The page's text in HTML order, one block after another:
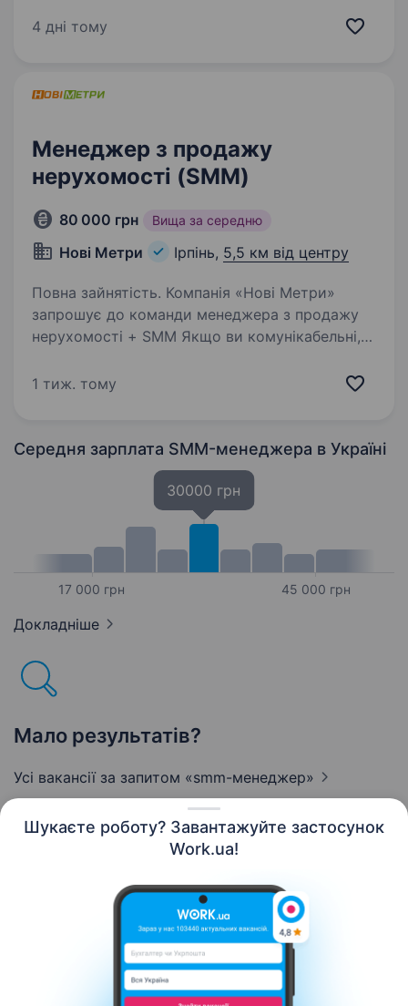
Шукаєте роботу? Завантажуйте застосунок
Work.ua!
можливість освоїти цікаву та перспективну
4 дні тому
Менеджер з продажу
нерухомості (SMM)
80 000 грн Вища за середню
Нові Метри Ірпінь, 5,5 км від центру
Повна зайнятість. Компанія «Нові Метри»
запрошує до команди менеджера з продажу
нерухомості + SMM Якщо ви комунікабельні,
продажів — будемо раді бачити вас у нашій
1 тиж. тому
Середня зарплата SMM-менеджера в Україні
17 000 грн
30000 грн
45 000 грн
Докладніше
Мало результатів?
Усі вакансії за запитом «smm-менеджер»